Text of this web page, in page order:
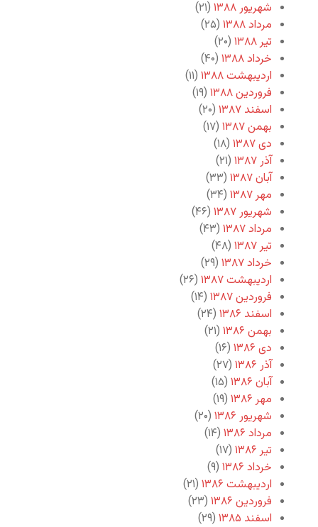
شهریور ۱۳۸۸
(۲۱)
مرداد ۱۳۸۸
(۲۵)
تیر ۱۳۸۸
(۲۰)
خرداد ۱۳۸۸
(۴۰)
اردیبهشت ۱۳۸۸
(۱۱)
فروردین ۱۳۸۸
(۱۹)
اسفند ۱۳۸۷
(۲۰)
بهمن ۱۳۸۷
(۱۷)
دی ۱۳۸۷
(۱۸)
آذر ۱۳۸۷
(۲۱)
آبان ۱۳۸۷
(۳۳)
مهر ۱۳۸۷
(۳۴)
شهریور ۱۳۸۷
(۴۶)
مرداد ۱۳۸۷
(۴۳)
تیر ۱۳۸۷
(۴۸)
خرداد ۱۳۸۷
(۲۹)
اردیبهشت ۱۳۸۷
(۲۶)
فروردین ۱۳۸۷
(۱۴)
اسفند ۱۳۸۶
(۲۴)
بهمن ۱۳۸۶
(۲۱)
دی ۱۳۸۶
(۱۶)
آذر ۱۳۸۶
(۲۷)
آبان ۱۳۸۶
(۱۵)
مهر ۱۳۸۶
(۱۹)
شهریور ۱۳۸۶
(۲۰)
مرداد ۱۳۸۶
(۱۴)
تیر ۱۳۸۶
(۱۷)
خرداد ۱۳۸۶
(۹)
اردیبهشت ۱۳۸۶
(۲۱)
فروردین ۱۳۸۶
(۲۳)
اسفند ۱۳۸۵
(۲۹)